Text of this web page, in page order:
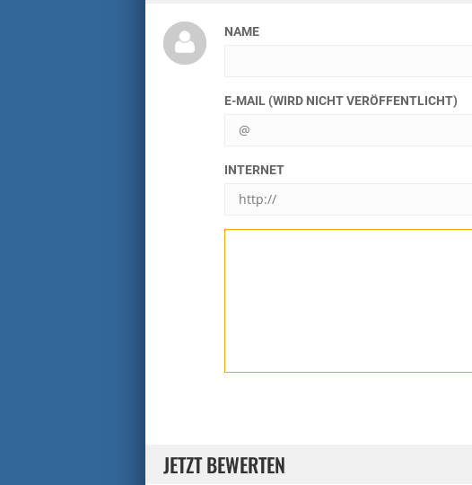
NAME
E-MAIL (WIRD NICHT VERÖFFENTLICHT)
INTERNET
JETZT BEWERTEN